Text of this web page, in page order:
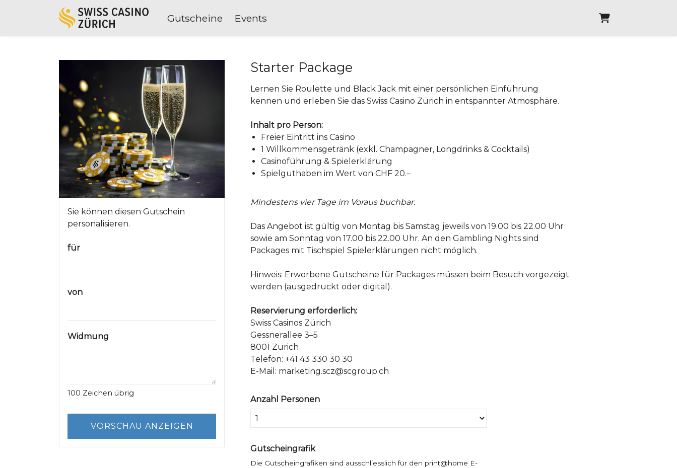
Gutscheine Events
Warenkorb
Sie können diesen Gutschein
personalisieren.
für
von
Widmung
100 Zeichen übrig
VORSCHAU ANZEIGEN
Starter Package
Lernen Sie Roulette und Black Jack mit einer persönlichen Einführung
kennen und erleben Sie das Swiss Casino Zürich in entspannter Atmosphäre.
Inhalt pro Person:
Freier Eintritt ins Casino
1 Willkommensgetränk (exkl. Champagner, Longdrinks & Cocktails)
Casinoführung & Spielerklärung
Spielguthaben im Wert von CHF 20.–
Mindestens vier Tage im Voraus buchbar.
Das Angebot ist gültig von Montag bis Samstag jeweils von 19.00 bis 22.00 Uhr
sowie am Sonntag von 17.00 bis 22.00 Uhr. An den Gambling Nights sind
Packages mit Tischspiel Spielerklärungen nicht möglich.
Hinweis: Erworbene Gutscheine für Packages müssen beim Besuch vorgezeigt
werden (ausgedruckt oder digital).
Reservierung erforderlich:
Swiss Casinos Zürich
Gessnerallee 3–5
8001 Zürich
Telefon: +41 43 330 30 30
E-Mail: marketing.scz@scgroup.ch
Anzahl Personen
Gutscheingrafik
Die Gutscheingrafiken sind ausschliesslich für den print@home E-